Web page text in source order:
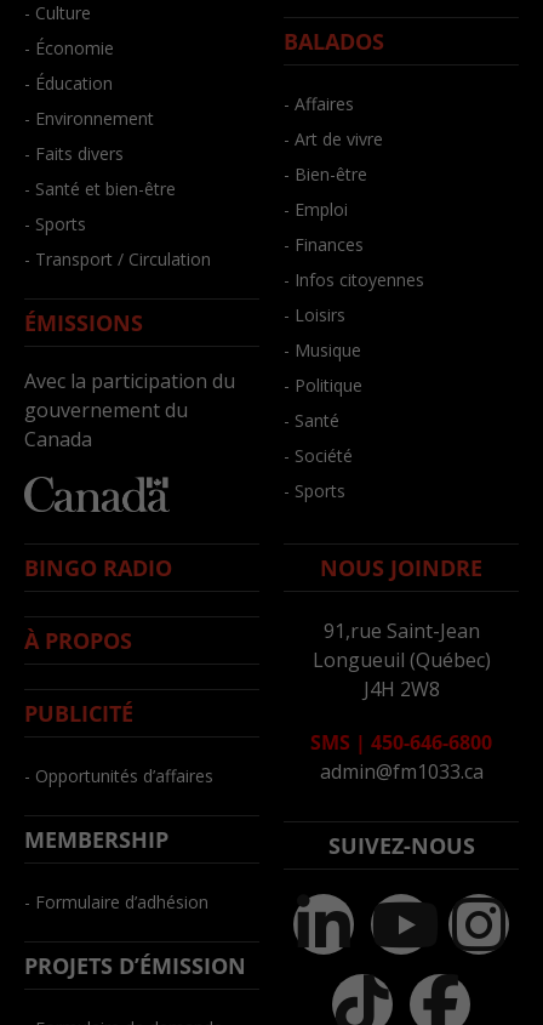
- Culture
- Économie
- Éducation
- Environnement
- Faits divers
- Santé et bien-être
- Sports
- Transport / Circulation
ÉMISSIONS
Avec la participation du
gouvernement du
Canada
BALADOS
- Affaires
- Art de vivre
- Bien-être
- Emploi
- Finances
- Infos citoyennes
- Loisirs
- Musique
- Politique
- Santé
- Société
- Sports
BINGO RADIO
À PROPOS
PUBLICITÉ
- Opportunités d’affaires
MEMBERSHIP
- Formulaire d’adhésion
PROJETS D’ÉMISSION
NOUS JOINDRE
91,rue Saint-Jean
Longueuil (Québec)
J4H 2W8
SMS | 450-646-6800
admin@fm1033.ca
SUIVEZ-NOUS